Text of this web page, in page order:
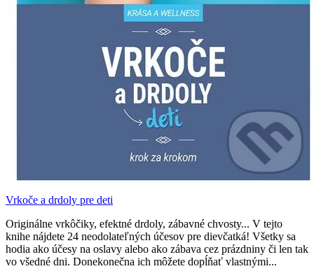
Vrkoče a drdoly pre deti
Originálne vrkôčiky, efektné drdoly, zábavné chvosty... V tejto
knihe nájdete 24 neodolateľných účesov pre dievčatká! Všetky sa
hodia ako účesy na oslavy alebo ako zábava cez prázdniny či len tak
vo všedné dni. Donekonečna ich môžete dopĺňať vlastnými...